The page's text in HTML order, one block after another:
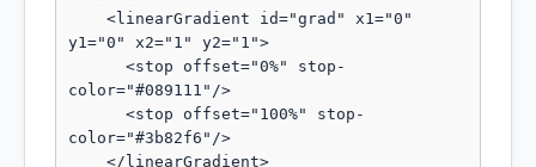
y1="0" x2="1" y2="1">
color="#089111"/>
color="#3b82f6"/>